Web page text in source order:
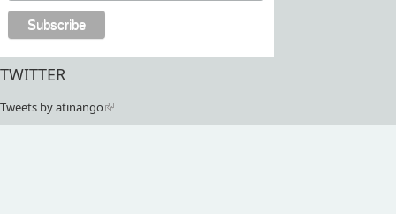
TWITTER
Tweets by atinango